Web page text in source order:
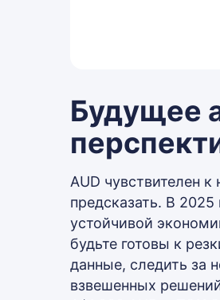
Будущее
AUD чувствителен
предсказать. В
устойчивой
будьте готовы к
данные, следить за
взвешенных